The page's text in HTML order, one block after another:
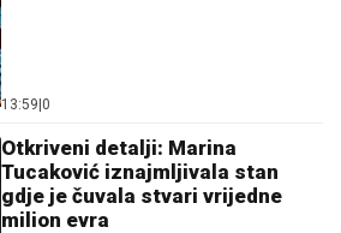
13:59|0
Otkriveni detalji: Marina
Tucaković iznajmljivala stan
gdje je čuvala stvari vrijedne
milion evra